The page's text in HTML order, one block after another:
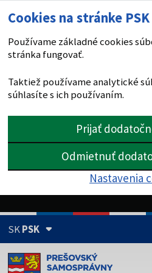
Cookies na stránke PSK
Používame základné cookies
stránka fungovať.
Taktiež používame analytické
súhlasíte s ich používaním.
Prijať
Odmietnuť
Nastavenia
SKPSK
Doména psk.sk je oficiálna